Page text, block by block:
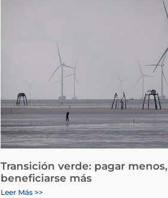
Transición verde: pagar menos,
beneficiarse más
Leer Más >>